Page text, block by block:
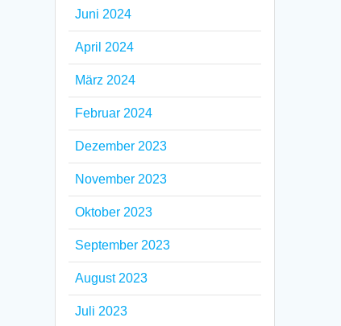
Juni 2024
April 2024
März 2024
Februar 2024
Dezember 2023
November 2023
Oktober 2023
September 2023
August 2023
Juli 2023